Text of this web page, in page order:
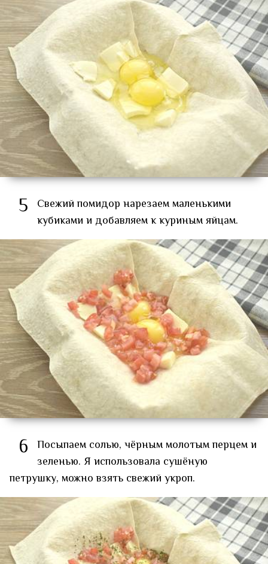
5
Свежий помидор нарезаем маленькими
кубиками и добавляем к куриным яйцам.
6 Посыпаем солью, чёрным молотым перцем и
зеленью. Я использовала сушёную
петрушку, можно взять свежий укроп.